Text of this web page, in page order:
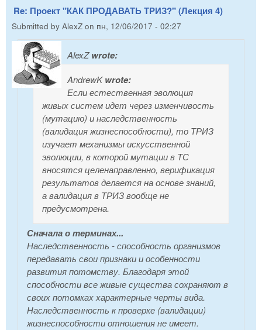
Re: Проект "КАК ПРОДАВАТЬ ТРИЗ?" (Лекция 4)
Submitted by AlexZ on пн, 12/06/2017 - 02:27
AlexZwrote:
AndrewKwrote:
Если естественная эволюция
живых систем идет через изменчивость
(мутацию) и наследственность
(валидация жизнеспособности), то ТРИЗ
изучает механизмы искусственной
эволюции, в которой мутации в ТС
вносятся целенаправленно, верификация
результатов делается на основе знаний,
а валидация в ТРИЗ вообще не
предусмотрена.
Сначала о терминах...
Наследственность -способность организмов
передавать свои признаки и особенности
развития потомству. Благодаря этой
способности все живые существа сохраняют в
своих потомках характерные черты вида.
Наследственность к проверке (валидации)
жизнеспособности отношения не имеет.